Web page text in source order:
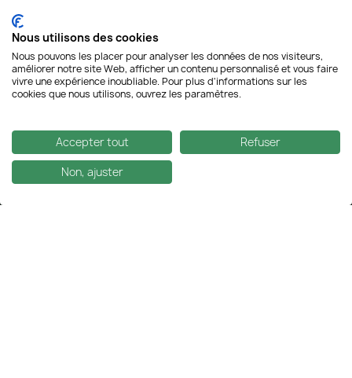
FILTRES
notre Société
Avec Le Point Chanvre, découvrez les meilleures variétés
européennes de cannabidiol à consommer dans de nombreux
formats.
01 43 60 56 73
Nous utilisons des cookies
Nous pouvons les placer pour analyser les données de nos visiteurs,
améliorer notre site Web, afficher un contenu personnalisé et vous faire
vivre une expérience inoubliable. Pour plus d'informations sur les
cookies que nous utilisons, ouvrez les paramètres.
Accepter tout
Refuser
Non, ajuster